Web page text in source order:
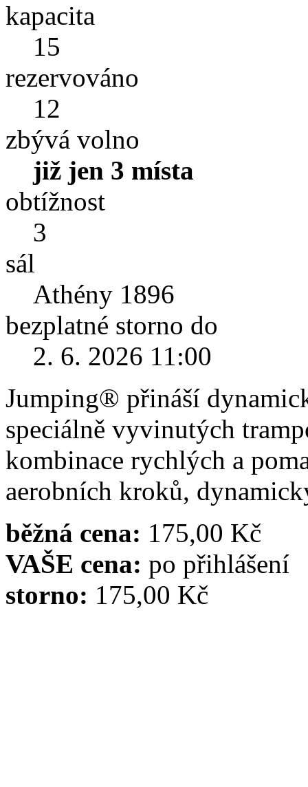
kapacita
15
rezervováno
12
zbývá volno
již jen 3 místa
obtížnost
3
sál
Athény 1896
bezplatné storno do
2. 6. 2026 11:00
Jumping® přináší
speciálně vyvinutých
kombinace rychlých a
aerobních kroků,
běžná cena: 175,00 Kč
VAŠE cena: po přihlášení
storno: 175,00 Kč